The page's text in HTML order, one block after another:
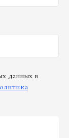
данных в